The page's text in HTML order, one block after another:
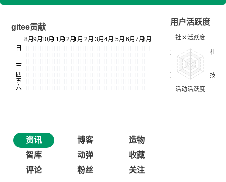
gitee贡献
用户活跃度
资讯 博客
造物
智库
动弹
收藏
评论
粉丝 关注